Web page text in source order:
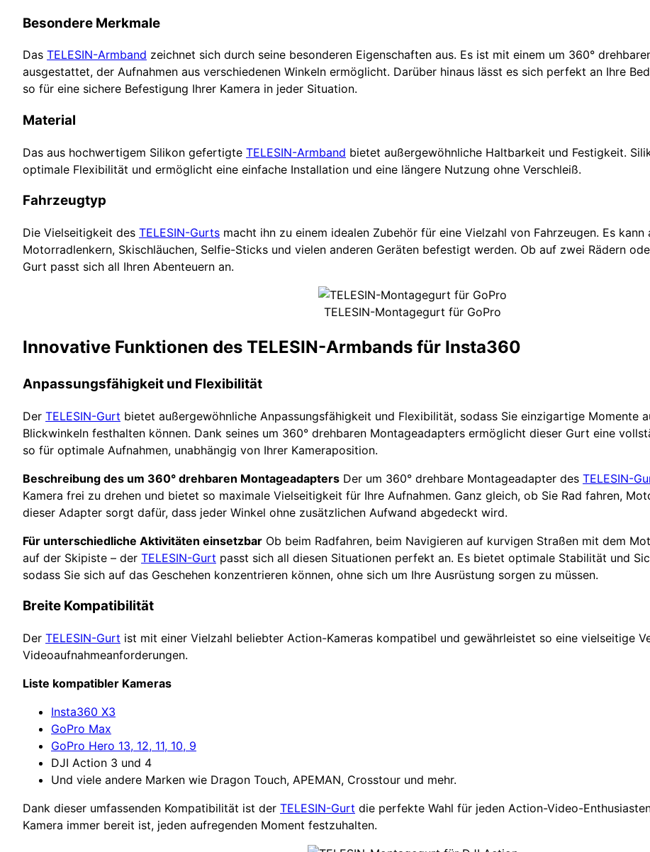
Besondere Merkmale
Das TELESIN-Armband zeichnet sich durch seine besonderen Eigenschaften aus. Es ist mit einem um 360°
ausgestattet, der Aufnahmen aus verschiedenen Winkeln ermöglicht. Darüber hinaus lässt es sich perfekt an Ihre
so für eine sichere Befestigung Ihrer Kamera in jeder Situation.
Material
Das aus hochwertigem Silikon gefertigte TELESIN-Armband bietet außergewöhnliche Haltbarkeit und Festigkeit.
optimale Flexibilität und ermöglicht eine einfache Installation und eine längere Nutzung ohne Verschleiß.
Fahrzeugtyp
Die Vielseitigkeit des TELESIN-Gurts macht ihn zu einem idealen Zubehör für eine Vielzahl von Fahrzeugen. Es kann
Motorradlenkern, Skischläuchen, Selfie-Sticks und vielen anderen Geräten befestigt werden. Ob auf zwei Rädern
Gurt passt sich all Ihren Abenteuern an.
TELESIN-Montagegurt für GoPro
Innovative Funktionen des TELESIN-Armbands für Insta360
Anpassungsfähigkeit und Flexibilität
Der TELESIN-Gurt bietet außergewöhnliche Anpassungsfähigkeit und Flexibilität, sodass Sie einzigartige Momente
Blickwinkeln festhalten können. Dank seines um 360° drehbaren Montageadapters ermöglicht dieser Gurt eine
so für optimale Aufnahmen, unabhängig von Ihrer Kameraposition.
Beschreibung des um 360° drehbaren Montageadapters Der um 360° drehbare Montageadapter des TELESIN-
Kamera frei zu drehen und bietet so maximale Vielseitigkeit für Ihre Aufnahmen. Ganz gleich, ob Sie Rad fahren,
dieser Adapter sorgt dafür, dass jeder Winkel ohne zusätzlichen Aufwand abgedeckt wird.
Für unterschiedliche Aktivitäten einsetzbar Ob beim Radfahren, beim Navigieren auf kurvigen Straßen mit dem
auf der Skipiste – der TELESIN-Gurt passt sich all diesen Situationen perfekt an. Es bietet optimale Stabilität und
sodass Sie sich auf das Geschehen konzentrieren können, ohne sich um Ihre Ausrüstung sorgen zu müssen.
Breite Kompatibilität
Der TELESIN-Gurt ist mit einer Vielzahl beliebter Action-Kameras kompatibel und gewährleistet so eine vielseitige
Videoaufnahmeanforderungen.
Liste kompatibler Kameras
Insta360 X3
GoPro Max
GoPro Hero 13, 12, 11, 10, 9
DJI Action 3 und 4
Und viele andere Marken wie Dragon Touch, APEMAN, Crosstour und mehr.
Dank dieser umfassenden Kompatibilität ist der TELESIN-Gurt die perfekte Wahl für jeden Action-Video-
Kamera immer bereit ist, jeden aufregenden Moment festzuhalten.